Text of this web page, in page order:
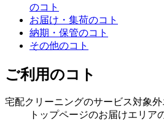
のコト
お届け・集荷のコト
納期・保管のコト
その他のコト
ご利用のコト
宅配クリーニングのサービス対象
トップページのお届けエリア